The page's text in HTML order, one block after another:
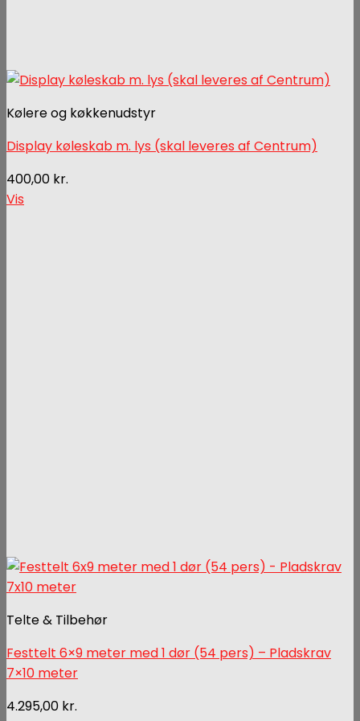
Kølere og køkkenudstyr
Display køleskab m. lys (skal leveres af Centrum)
400,00 kr.
Vis
Telte & Tilbehør
Festtelt 6×9 meter med 1 dør (54 pers) – Pladskrav
7×10 meter
4.295,00 kr.